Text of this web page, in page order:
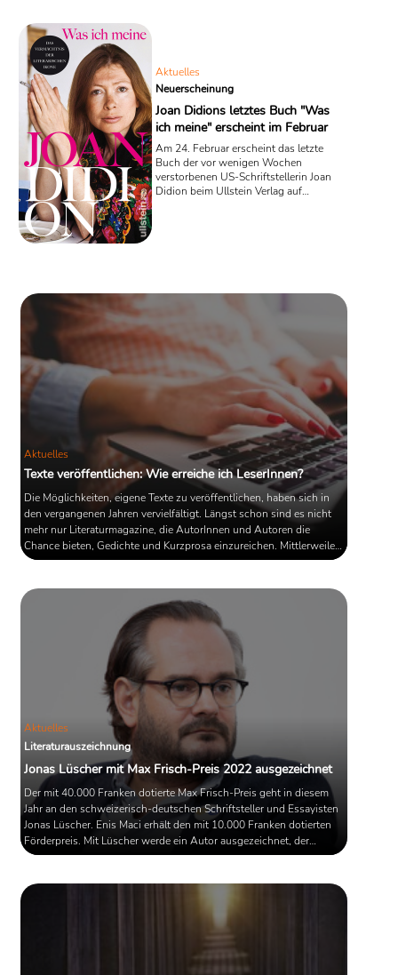
sogar den bösen Verdacht, es handle sich um einen ...
Aktuelles
Neuerscheinung
Joan Didions letztes Buch "Was
ich meine" erscheint im Februar
Am 24. Februar erscheint das letzte
Buch der vor wenigen Wochen
verstorbenen US-Schriftstellerin Joan
Didion beim Ullstein Verlag auf
Aktuelles
Texte veröffentlichen: Wie erreiche ich LeserInnen?
Die Möglichkeiten, eigene Texte zu veröffentlichen, haben sich in
den vergangenen Jahren vervielfältigt. Längst schon sind es nicht
mehr nur Literaturmagazine, die AutorInnen und Autoren die
Chance bieten, Gedichte und Kurzprosa einzureichen. Mittlerweile
haben sich eigens für Textveröffentlichungen geschaffene Foren
mehrere Millionen User tummeln. Wer seine Texte in Buchform
bringen will, kann sich darüber hinaus an Self ...
Aktuelles
Literaturauszeichnung
Jonas Lüscher mit Max Frisch-Preis 2022 ausgezeichnet
Der mit 40.000 Franken dotierte Max Frisch-Preis geht in diesem
Jahr an den schweizerisch-deutschen Schriftsteller und Essayisten
Jonas Lüscher. Enis Maci erhält den mit 10.000 Franken dotierten
Förderpreis. Mit Lüscher werde ein Autor ausgezeichnet, der
politische und gesellschaftliche Fragen auf literarisch bezwingende